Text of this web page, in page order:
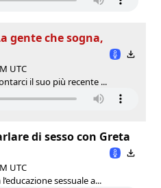
gente che sogna,
UTC
il suo più recente ...
di sesso con Greta
UTC
sessuale a...